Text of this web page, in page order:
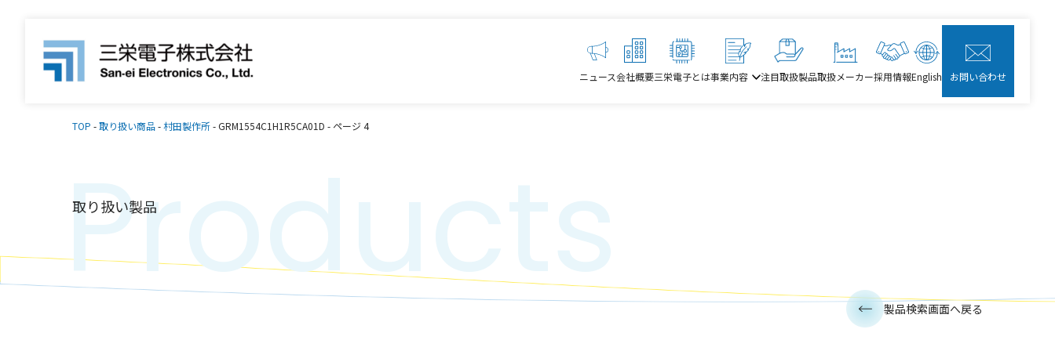
ニュース会社概要三栄電子とは事業内容 注目取扱製品取扱メーカー採用情報English お問い合わせ
TOP -取り扱い商品-村田製作所-GRM1554C1H1R5CA01D - ページ 4
取り扱い製品
Products 製品検索画面へ戻る